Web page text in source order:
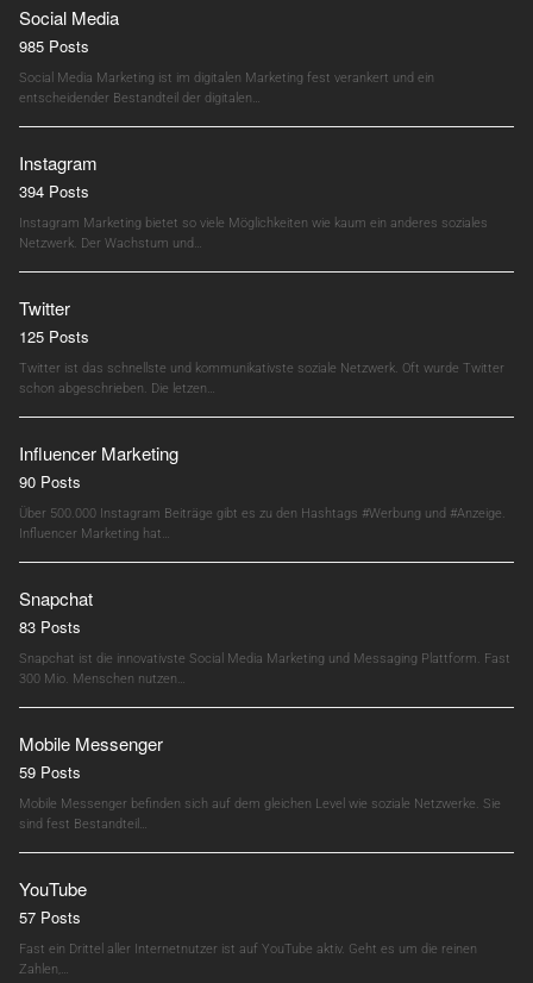
Social Media
985 Posts
Social Media Marketing ist im digitalen Marketing fest verankert und ein
entscheidender Bestandteil der digitalen…
Instagram
394 Posts
Instagram Marketing bietet so viele Möglichkeiten wie kaum ein anderes soziales
Netzwerk. Der Wachstum und…
Twitter
125 Posts
Twitter ist das schnellste und kommunikativste soziale Netzwerk. Oft wurde Twitter
schon abgeschrieben. Die letzen…
Influencer Marketing
90 Posts
Über 500.000 Instagram Beiträge gibt es zu den Hashtags #Werbung und #Anzeige.
Influencer Marketing hat…
Snapchat
83 Posts
Snapchat ist die innovativste Social Media Marketing und Messaging Plattform. Fast
300 Mio. Menschen nutzen…
Mobile Messenger
59 Posts
Mobile Messenger befinden sich auf dem gleichen Level wie soziale Netzwerke. Sie
sind fest Bestandteil…
YouTube
57 Posts
Fast ein Drittel aller Internetnutzer ist auf YouTube aktiv. Geht es um die reinen
Zahlen,…